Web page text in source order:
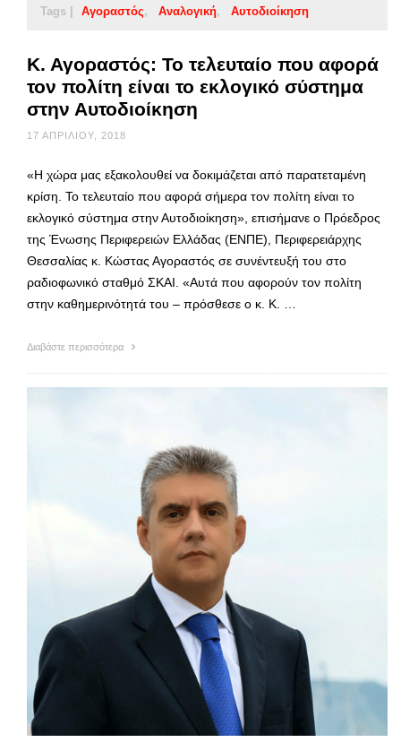
Tags | Αγοραστός Αναλογική Αυτοδιοίκηση
Κ. Αγοραστός: Το τελευταίο που αφορά
τον πολίτη είναι το εκλογικό σύστημα
στην Αυτοδιοίκηση
17 ΑΠΡΙΛΊΟΥ, 2018
«Η χώρα μας εξακολουθεί να δοκιμάζεται από παρατεταμένη
κρίση. Το τελευταίο που αφορά σήμερα τον πολίτη είναι το
εκλογικό σύστημα στην Αυτοδιοίκηση», επισήμανε ο Πρόεδρος
της Ένωσης Περιφερειών Ελλάδας (ΕΝΠΕ), Περιφερειάρχης
Θεσσαλίας κ. Κώστας Αγοραστός σε συνέντευξή του στο
ραδιοφωνικό σταθμό ΣΚΑΙ. «Αυτά που αφορούν τον πολίτη
στην καθημερινότητά του – πρόσθεσε ο κ. Κ. …
Διαβάστε περισσότερα